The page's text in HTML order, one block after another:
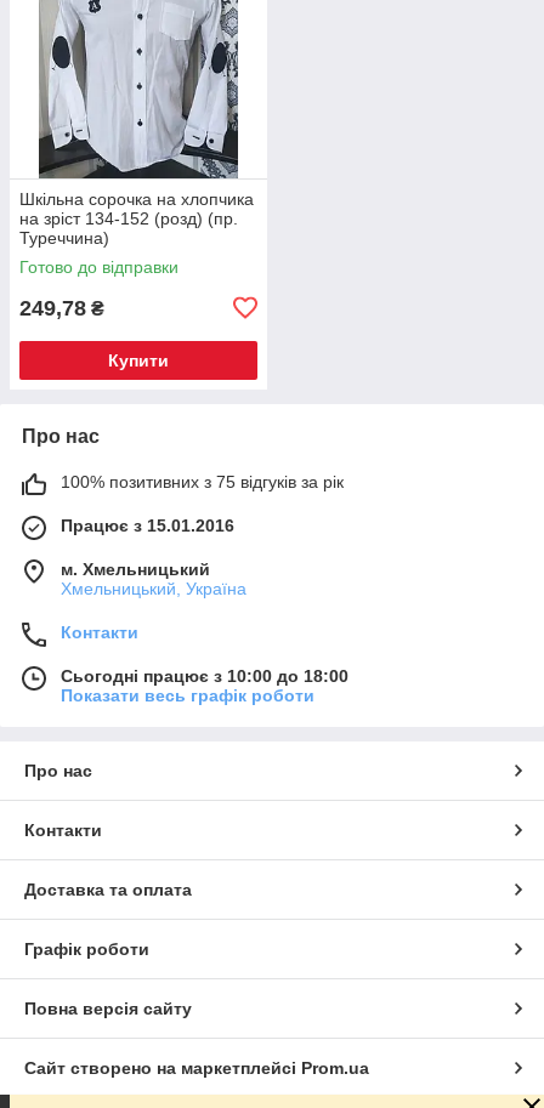
Шкільна сорочка на хлопчика
на зріст 134-152 (розд) (пр.
Туреччина)
Готово до відправки
249,78 ₴
Купити
Про нас
100% позитивних з 75 відгуків за рік
Працює з 15.01.2016
м. Хмельницький
Хмельницький, Україна
Контакти
Сьогодні працює з 10:00 до 18:00
Показати весь графік роботи
Про нас
Контакти
Доставка та оплата
Графік роботи
Повна версія сайту
Сайт створено на маркетплейсі Prom.ua